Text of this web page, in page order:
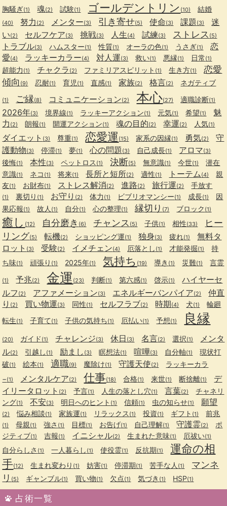
胸騒ぎ(1) 魂(2) 試験(1) ゴールデントリン (10) 結婚
(40) 努力 (2) メンター(3) 引き寄せ(5) 使命(3) 課題(3)
迷
い(2) セルフケア(3) 挑戦(3) 人生(4) 試練(3) ストレス (5)
トラブル(3) ハムスター(1) 性質(1) オーラの色(1) うさぎ(1)
恋
愛(4) ラッキーカラー(4) 対人運(3) 救い(1) 悪縁(1) 日常 (1)
超能力 (1) チャクラ (2) ファミリアスピリット (1) 生き方(1)
恋愛
傾向 (9) 忍耐(1) 育児 (1) 直感(1) 家族(2) 格言(2) ネガティブ
(1) ご縁(8) コミュニケーション(2) 本心(27) 適職診断(1)
2026年(3) 境界線(1) ラッキーアクション(1) 元気(1) 希望(1)
魅
力 (2) 朗報(1) 開運アクション(1) 魂の目的(2) 幸運(2) 人気(1)
ダイエット (3) 尊重(1) 恋愛運 (15) 家系の因縁(1) 勇気(2)
守
護動物(3) 停滞(1) 夢(1) 心の問題(3) 自己成長(1) アロマ(3)
後悔(1) 本性(3) ペットロス (1) 決断(5) 無意識(1) 今世(1)
潜在
意識(1) ネコ (1) 将来(1) 長所と短所(2) 適性(1) トーテム(4)
親
友(1) お財布(1) ストレス解消(2) 進路(2) 旅行運(2) 手放す
(1) 裏切り (1) お守り (2) 体力 (1) ビブリオマンシー(1) 成長(1)
因
果応報(1) 故人 (1) 自分(1) 心の整理(1) 縁切り (7) ブロック (1)
癒し (12) 自分磨き (6) チャンス (5) 子供(1) 相性(33)
ヒー
リング(5) 転機(2) ショッピング運(1) 独身(3) 疲れ(1)
無料タ
ロット (3) 受験(2) イメチェン(4) 厄落とし (1) 才能発掘(1)
持
ち味(1) 頑張り (1) 2025年(1) 気持ち (19) 導き (1) 災難(1) 言霊
(1) 予兆(2) 金運 (23) 判断(1) 第六感(1) 啓示(1)
ハイヤーセ
ルフ (2) アファメーション(3) エネルギーバンパイア(2)
仲直
り (2) 買い物運(3) 同性(1) セルフラブ(2) 時期(4) 犬(1)
輪廻
転生(1) 子育て(1) 子供の気持ち(1) 厄払い(1) 予想(1) 良縁
(20) ガイド (1) チャレンジ(3) 休日 (3) 名言(2) 選択(1)
メンタ
ル(2) 引越し (1) 励まし (3) 瞑想法(1) 喧嘩(3) 自分軸(1)
現状打
破(1) 絵本(1) 適職(9) 魔除け(1) 守護天使(2)
ラッキーカラ
−(1) メンタルケア(2) 仕事(18) 合格(1) 来世(1) 断捨離(1)
デ
イリータロット (2) 予言(1) 人生の落とし穴(1) 言葉(2)
チャネリ
ング(1) 不安(3) 明日へのヒント (1) 信頼(1) 虫の知らせ(1) 願望
(2) 悩み相談(1) 家族運(1) リラックス (1) 投資(1) ギフト (1) 前兆
(1) 母親(1) 強さ (1) 目標(1) お告げ(1) 自己理解(1) 守護霊(2)
ポ
ジティブ(1) 吉報(1) イニシャル(2) 生まれた意味(1) 厄祓い(1)
自分らしさ (1) 一人暮らし (1) 使役霊(1) 反抗期(1)
運命の相
手(12) 生まれ変わり (1) 妨害(1) 停滞期(1) 苦手な人 (1)
マンネ
リ (5) ギャンブル(1) 買い物(1) 欠点(1) 気づき (1) HSP(1)
占術一覧